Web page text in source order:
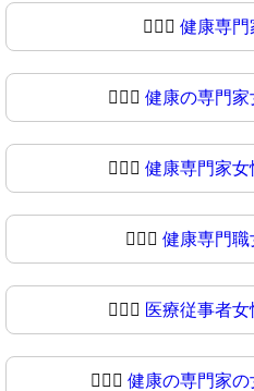
👩🏽‍⚕️ 健康専門
👩🏽‍⚕ 健康の専門
👩🏾‍⚕️ 健康専門家
👩🏾‍⚕ 健康専門
👩🏿‍⚕️ 医療従事者
👩🏿‍⚕ 健康の専門家